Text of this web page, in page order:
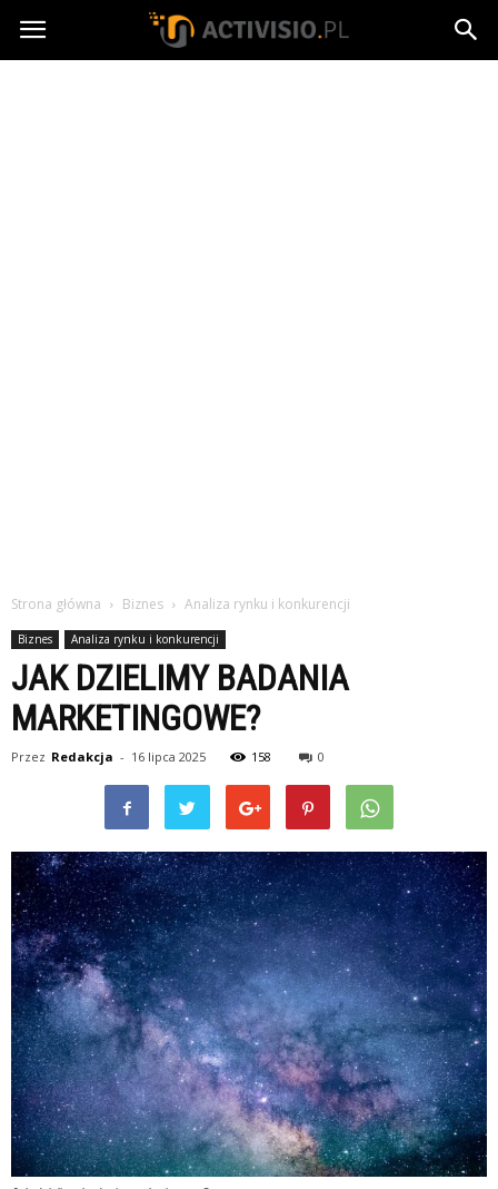
Activisio.pl
Strona główna Biznes Analiza rynku i konkurencji
Biznes Analiza rynku i konkurencji
JAK DZIELIMY BADANIA
MARKETINGOWE?
Przez Redakcja - 16 lipca 2025 158 0